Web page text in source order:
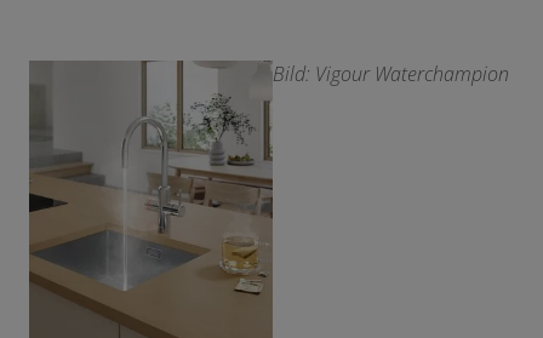
Bild: Vigour Waterchampion